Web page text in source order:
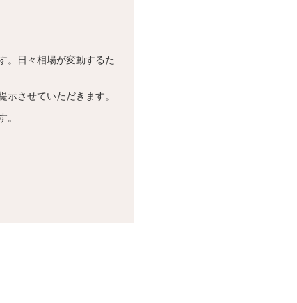
。日々相場が変動するた
示させていただきます。
。